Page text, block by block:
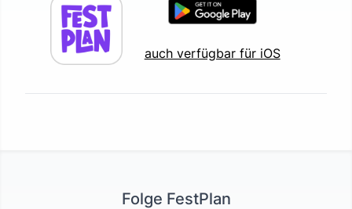
auch verfügbar für iOS
Folge FestPlan